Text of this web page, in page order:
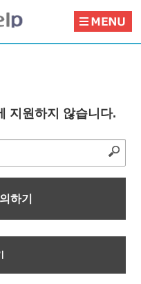
지원하지 않습니다.
하기